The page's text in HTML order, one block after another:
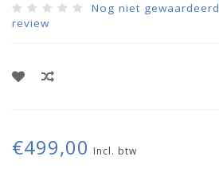
Nog niet gewaardeerd
review
€499,00 Incl. btw